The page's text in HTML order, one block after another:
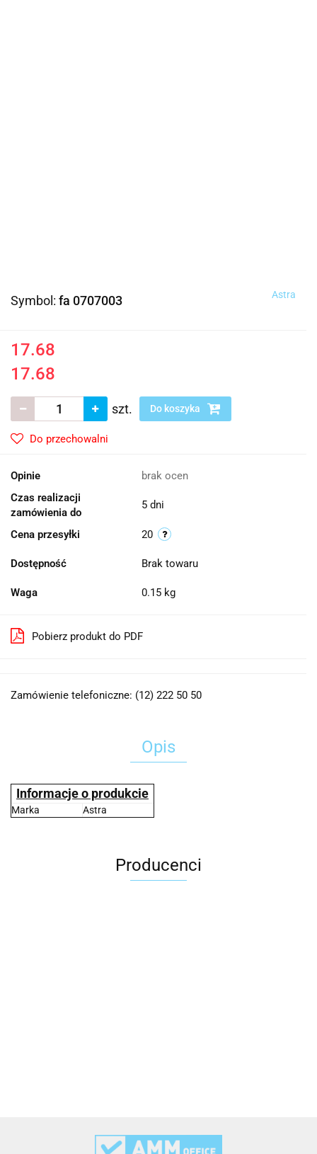
Symbol: fa 0707003 Astra
17.68
17.68
szt. Do koszyka
Do przechowalni
Opinie
brak ocen
Czas realizacji
zamówienia do
5 dni
Cena przesyłki 20
Dostępność Brak towaru
Waga 0.15 kg
Pobierz produkt do PDF
Zamówienie telefoniczne: (12) 222 50 50
Opis
Informacje o produkcie
Marka Astra
Producenci